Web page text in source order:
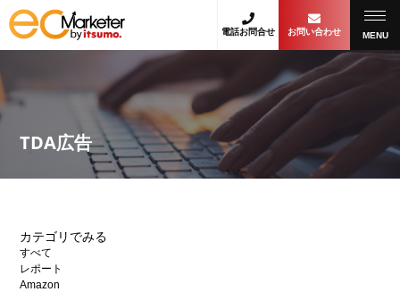
電話お問合せ お問い合わせ MENU
TDA広告
カテゴリでみる
すべて
レポート
Amazon